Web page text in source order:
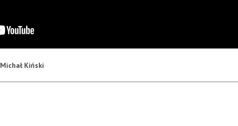
Michał Kiński